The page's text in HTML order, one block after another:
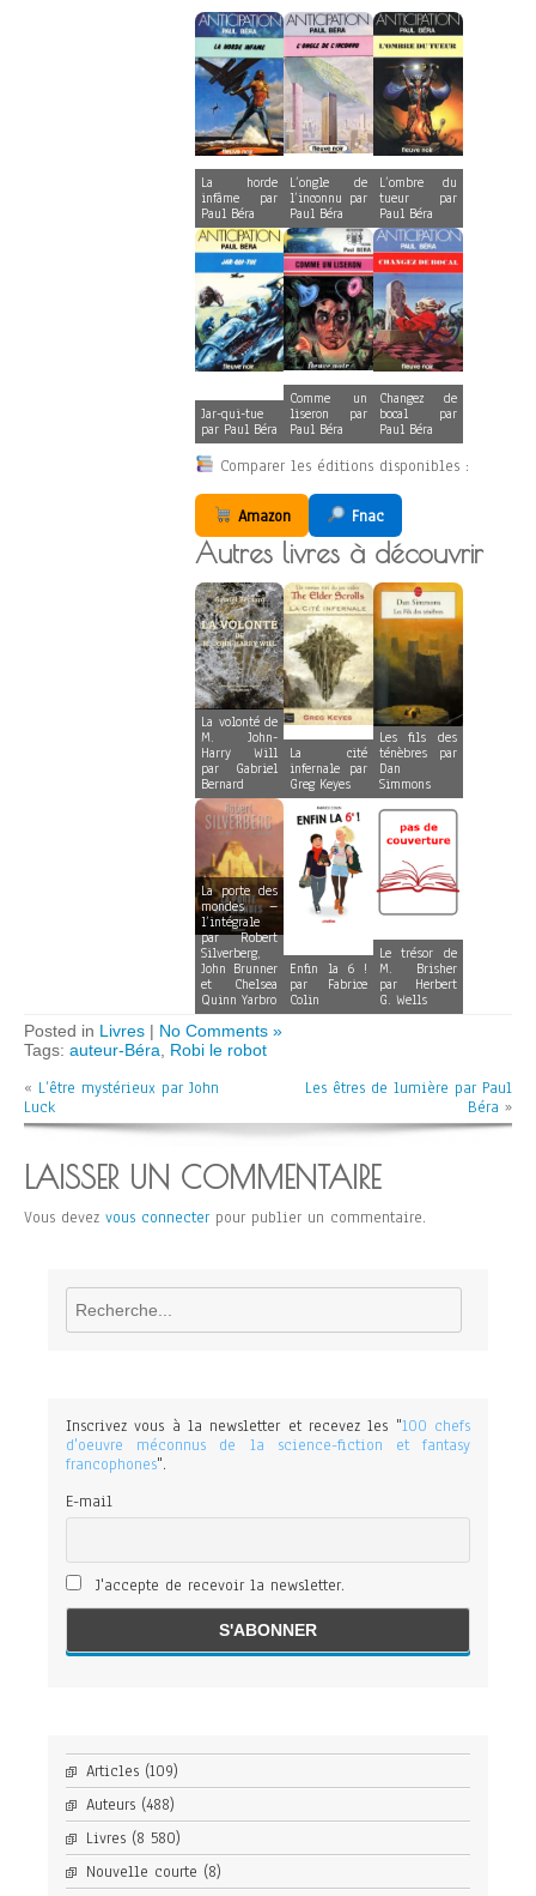
La horde
infâme par
Paul Béra
L’ongle de
l’inconnu par
Paul Béra
L’ombre du
tueur par
Paul Béra
Jar-qui-tue
par Paul Béra
Comme un
liseron par
Paul Béra
Changez de
bocal par
Paul Béra
Comparer les éditions disponibles :
Amazon Fnac
Autres livres à découvrir
La volonté de
M. John-
Harry Will
par Gabriel
Bernard
La cité
infernale par
Greg Keyes
Les fils des
ténèbres par
Dan
Simmons
La porte des
mondes –
l’intégrale
par Robert
Silverberg,
John Brunner
et Chelsea
Quinn Yarbro
Enfin la 6 !
par Fabrice
Colin
Le trésor de
M. Brisher
par Herbert
G. Wells
Posted in Livres | No Comments »
Tags: auteur-Béra, Robi le robot
« L’être mystérieux par John
Luck
Les êtres de lumière par Paul
Béra »
LAISSER UN COMMENTAIRE
Vous devez vous connecter pour publier un commentaire.
Rechercher
Inscrivez vous à la newsletter et recevez les "100 chefs
d'oeuvre méconnus de la science-fiction et fantasy
francophones".
E-mail
J'accepte de recevoir la newsletter.
Articles (109)
Auteurs (488)
Livres (8 580)
Nouvelle courte (8)